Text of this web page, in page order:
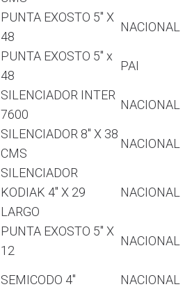
PUNTA EXOSTO 5″ X
48
NACIONAL
PUNTA EXOSTO 5″ x
48
PAI
SILENCIADOR INTER
7600
NACIONAL
SILENCIADOR 8″ X 38
CMS
NACIONAL
SILENCIADOR
KODIAK 4″ X 29
LARGO
NACIONAL
PUNTA EXOSTO 5″ X
12
NACIONAL
SEMICODO 4″ NACIONAL